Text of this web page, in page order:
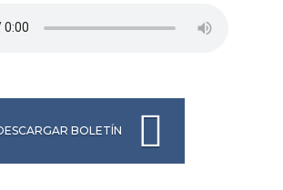
BOLETÍN